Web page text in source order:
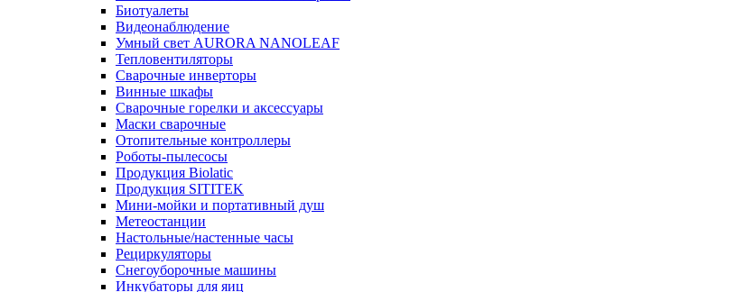
Биотуалеты
Видеонаблюдение
Умный свет AURORA NANOLEAF
Тепловентиляторы
Сварочные инверторы
Винные шкафы
Сварочные горелки и аксессуары
Маски сварочные
Отопительные контроллеры
Роботы-пылесосы
Продукция Biolatic
Продукция SITITEK
Мини-мойки и портативный душ
Метеостанции
Настольные/настенные часы
Рециркуляторы
Снегоуборочные машины
Инкубаторы для яиц